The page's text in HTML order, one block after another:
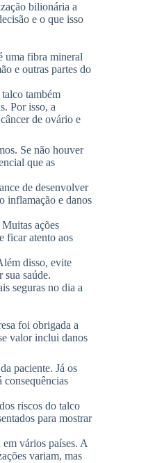
bilionária a
e o que isso
uma fibra mineral
e outras partes do
também
Por isso, a
de ovário e
Se não houver
que as
de desenvolver
inflamação e danos
ações
ficar atento aos
disso, evite
saúde.
seguras no dia a
foi obrigada a
valor inclui danos
paciente. Já os
consequências
riscos do talco
para mostrar
em vários países. A
variam, mas